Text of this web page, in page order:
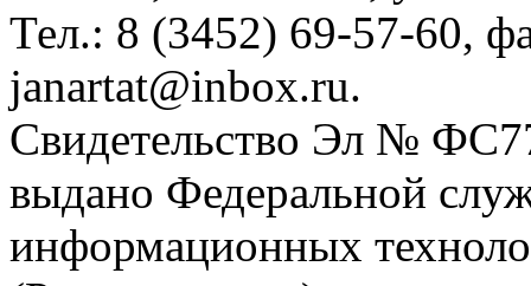
Тел.: 8 (3452) 69-57-60,
janartat@inbox.ru.
Свидетельство Эл №
выдано Федеральной
информационных